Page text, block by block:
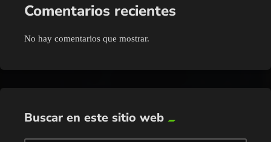
Comentarios recientes
No hay comentarios que mostrar.
Buscar en este sitio web